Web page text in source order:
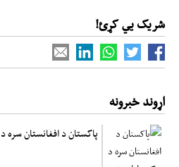
شریک یي کړئ!
اړوند خبرونه
پاکستان د افغانستان سره